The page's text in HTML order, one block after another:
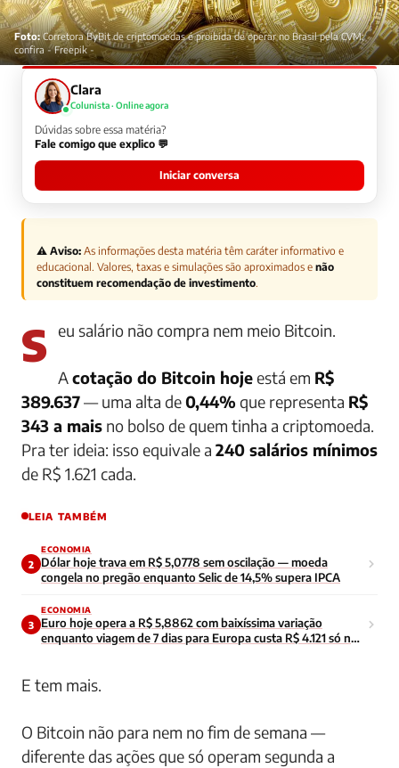
Foto:Corretora ByBit de criptomoedas é proibida de operar no Brasil pela CVM;
confira - Freepik -
Clara
Colunista · Online agora
Dúvidas sobre essa matéria?
Fale comigo que explico 💬
Iniciar conversa
⚠️ Aviso: As informações desta matéria têm caráter informativo e
educacional. Valores, taxas e simulações são aproximados e não
constituem recomendação de investimento.
Seu salário não compra nem meio Bitcoin.
Acotação do Bitcoin hojeestá em R$
389.637— uma alta de0,44% que representa R$
343 a mais no bolso de quem tinha a criptomoeda.
Pra ter ideia: isso equivale a 240 salários mínimos
de R$ 1.621 cada.
LEIA TAMBÉM
2
ECONOMIA
Dólar hoje trava em R$ 5,0778 sem oscilação — moeda
congela no pregão enquanto Selic de 14,5% supera IPCA
3
ECONOMIA
Euro hoje opera a R$ 5,8862 com baixíssima variação
enquanto viagem de 7 dias para Europa custa R$ 4.121 só no
E tem mais.
O Bitcoin não para nem no fim de semana —
diferente das ações que só operam segunda a